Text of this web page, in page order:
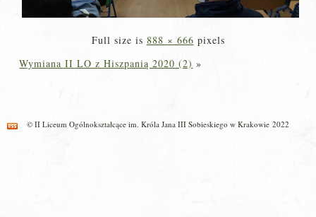
Full size is 888 × 666 pixels
Wymiana II LO z Hiszpanią 2020 (2) »
© II Liceum Ogólnokształcące im. Króla Jana III Sobieskiego w Krakowie 2022